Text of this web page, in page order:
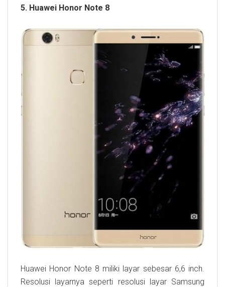
5. Huawei Honor Note 8
Huawei Honor Note 8 miliki layar sebesar 6,6 inch.
Resolusi layarnya seperti resolusi layar Samsung